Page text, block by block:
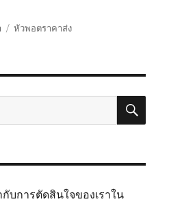
ป้าย
หัวพอตราคาส่ง
ค้น
บการตัดสินใจของเราใน